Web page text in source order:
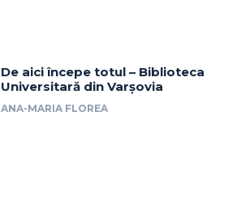
De aici începe totul – Biblioteca
Universitară din Varșovia
ANA-MARIA FLOREA